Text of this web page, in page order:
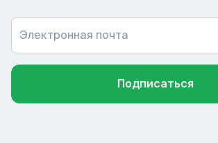
Электронная почта
Подписаться